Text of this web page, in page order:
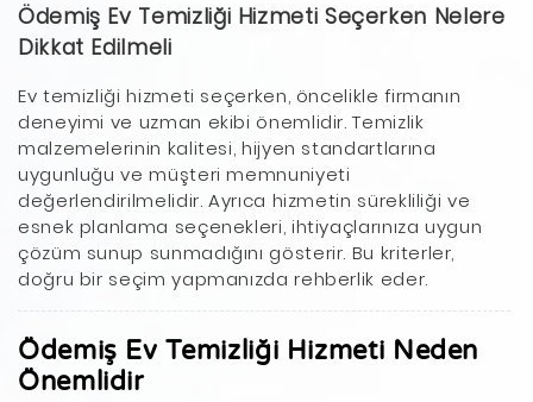
Ödemiş Ev Temizliği Hizmeti Seçerken Nelere
Dikkat Edilmeli
Ev temizliği hizmeti seçerken, öncelikle firmanın
deneyimi ve uzman ekibi önemlidir. Temizlik
malzemelerinin kalitesi, hijyen standartlarına
uygunluğu ve müşteri memnuniyeti
değerlendirilmelidir. Ayrıca hizmetin sürekliliği ve
esnek planlama seçenekleri, ihtiyaçlarınıza uygun
çözüm sunup sunmadığını gösterir. Bu kriterler,
doğru bir seçim yapmanızda rehberlik eder.
Ödemiş Ev Temizliği Hizmeti Neden
Önemlidir